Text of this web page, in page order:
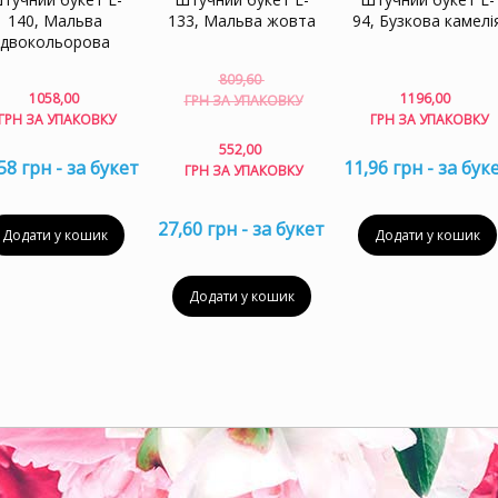
140, Мальва
двокольорова
1058,00
ЗА УПАКОВКУ
грн - за букет
Додати у кошик
133, Мальва жовта
809,60
ГРН ЗА УПАКОВКУ
Оригінальна
упаковку.
552,00
ГРН ЗА УПАКОВКУціна:
упаковку.
27,60 грн - за букет
Додати у кошик
94, Бузкова
1196,00
ГРН ЗА УПАКОВКУ
11,96 грн - за
Додати у кошик